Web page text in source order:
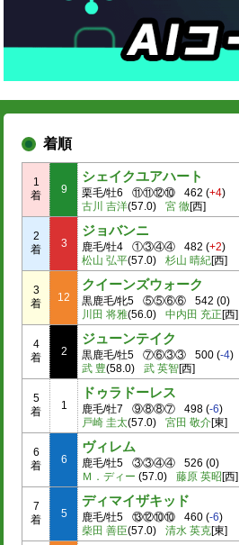
着順
1
着
9
シェイクユアハート
栗毛/牡6 ⑪⑪⑫⑩ 462 (+4)
古川 吉洋(57.0) 宮 徹[西]
2
着
3
ジョバンニ
鹿毛/牡4 ①③④④ 482 (+2)
松山 弘平(57.0) 杉山 晴紀[西]
3
着
12
クイーンズウォーク
黒鹿毛/牝5 ⑤⑤⑥⑥ 542 (0)
川田 将雅(56.0) 中内田 充正[西]
4
着
2
ジューンテイク
黒鹿毛/牡5 ⑦⑥③③ 500 (-4)
武 豊(58.0) 武 英智[西]
5
着
1
ドゥラドーレス
鹿毛/牡7 ⑨⑧⑧⑦ 498 (-6)
戸崎 圭太(57.0) 宮田 敬介[東]
6
着
6
ヴィレム
鹿毛/牡5 ③③④④ 526 (0)
Ｍ．ディー (57.0) 藤原 英昭[西]
7
着
5
ディマイザキッド
鹿毛/牡5 ⑬⑫⑩⑩ 460 (-6)
柴田 善臣(57.0) 清水 英克[東]